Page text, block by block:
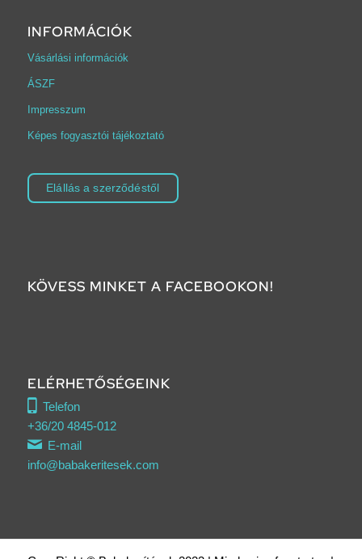
INFORMÁCIÓK
Vásárlási információk
ÁSZF
Impresszum
Képes fogyasztói tájékoztató
Elállás a szerződéstől
KÖVESS MINKET A FACEBOOKON!
Click to accept marketing cookies and
ELÉRHETŐSÉGEINK
Telefon
+36/20 4845-012
E-mail
info@babakeritesek.com